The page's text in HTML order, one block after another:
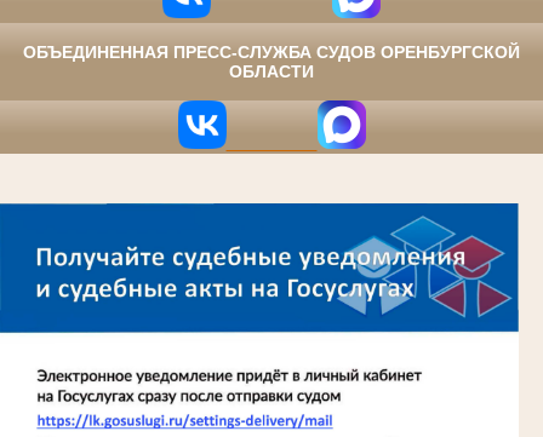
ОБЪЕДИНЕННАЯ ПРЕСС-СЛУЖБА СУДОВ ОРЕНБУРГСКОЙ
ОБЛАСТИ